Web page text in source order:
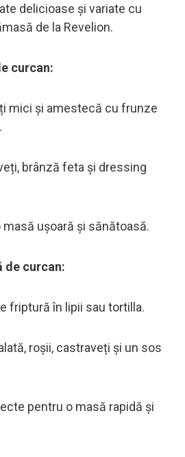
delicioase și variate cu
de la Revelion.
curcan:
mici și amestecă cu frunze
brânză feta și dressing
ușoară și sănătoasă.
de curcan:
friptură în lipii sau tortilla.
roșii, castraveți și un sos
pentru o masă rapidă și